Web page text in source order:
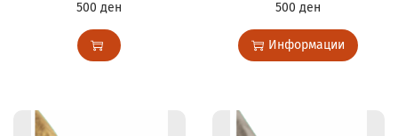
500ден
500ден
Информации